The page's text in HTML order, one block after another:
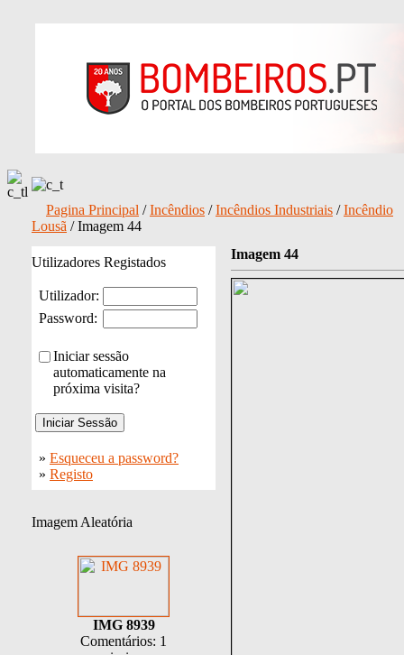
Pagina Principal /Incêndios /Incêndios Industriais /Incêndio
Lousã / Imagem 44
Utilizadores Registados
Utilizador:
Password:
Iniciar sessão
automaticamente na
próxima visita?
» Esqueceu a password?
» Registo
Imagem Aleatória
IMG 8939
Comentários: 1
Imagem 44